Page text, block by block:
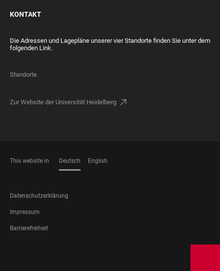
KONTAKT
Die Adressen und Lagepläne unserer vier Standorte finden Sie unter dem
folgenden Link.
Standorte
Zur Website der Universität Heidelberg
This website in Deutsch English
FOOTER
LEGAL
Datenschutzerklärung
Impressum
Barrierefreiheit